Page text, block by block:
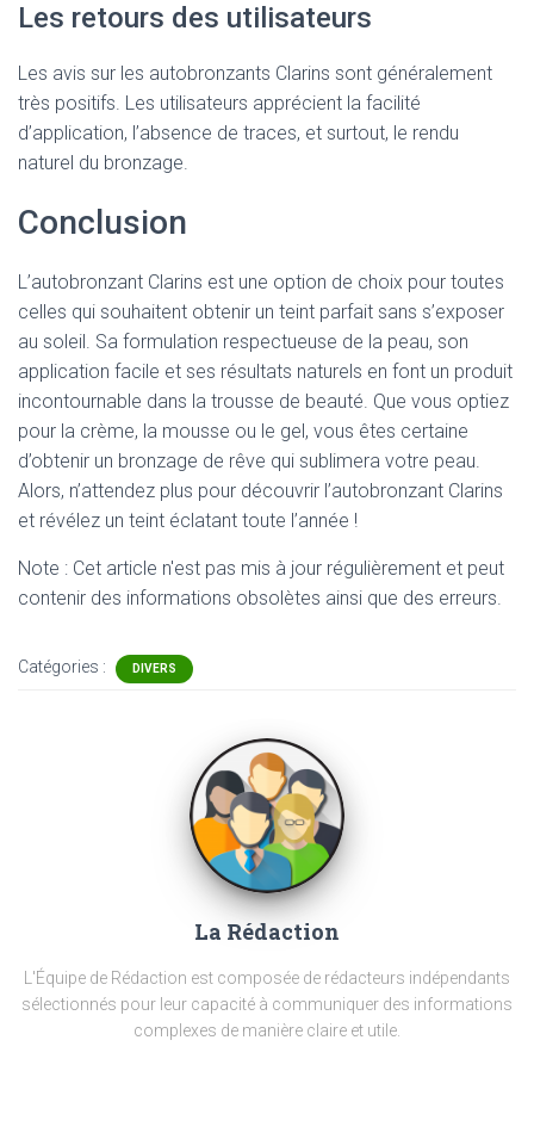
Les retours des utilisateurs
Les avis sur les autobronzants Clarins sont généralement
très positifs. Les utilisateurs apprécient la facilité
d’application, l’absence de traces, et surtout, le rendu
naturel du bronzage.
Conclusion
L’autobronzant Clarins est une option de choix pour toutes
celles qui souhaitent obtenir un teint parfait sans s’exposer
au soleil. Sa formulation respectueuse de la peau, son
application facile et ses résultats naturels en font un produit
incontournable dans la trousse de beauté. Que vous optiez
pour la crème, la mousse ou le gel, vous êtes certaine
d’obtenir un bronzage de rêve qui sublimera votre peau.
Alors, n’attendez plus pour découvrir l’autobronzant Clarins
et révélez un teint éclatant toute l’année !
Note : Cet article n'est pas mis à jour régulièrement et peut
contenir des informations obsolètes ainsi que des erreurs.
Catégories : DIVERS
La Rédaction
L'Équipe de Rédaction est composée de rédacteurs indépendants
sélectionnés pour leur capacité à communiquer des informations
complexes de manière claire et utile.